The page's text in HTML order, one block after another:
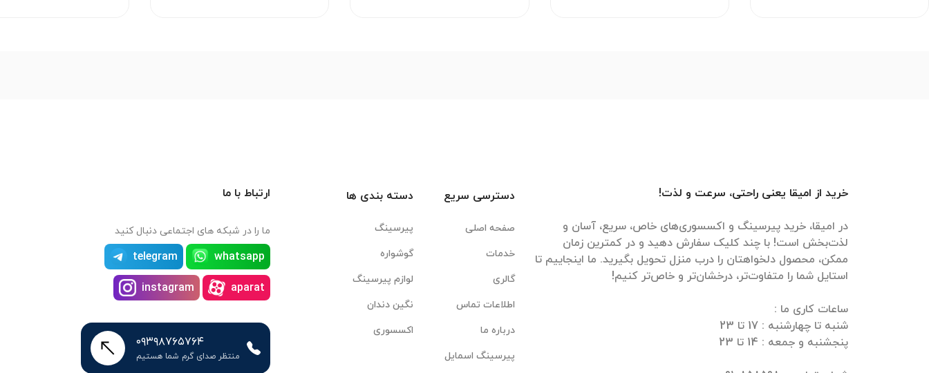
خرید از امیقا یعنی راحتی، سرعت و لذت!
در امیقا، خرید پیرسینگ و اکسسوری‌های خاص، سریع، آسان و
لذت‌بخش است! با چند کلیک سفارش دهید و در کمترین زمان
ممکن، محصول دلخواهتان را درب منزل تحویل بگیرید. ما اینجاییم تا
دسترسی سریع
صفحه اصلی
خدمات
گالری
اطلاعات تماس
درباره ما
پیرسینگ اسمایل
دسته بندی ها
پیرسینگ
گوشواره
لوازم پیرسینگ
نگین دندان
اکسسوری
ارتباط با ما
ما را در شبکه های اجتماعی دنبال کنید
whatsapp
telegram
aparat
instagram
۰۹۳۹۸۷۶۵۷۶۴
منتظر صدای گرم شما هستیم